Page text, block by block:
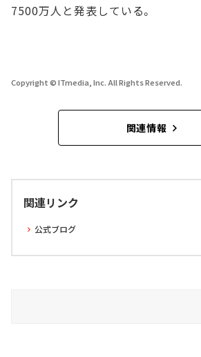
7500万人と発表している。
Copyright © ITmedia, Inc. All Rights Reserved.
関連情報
関連リンク
公式ブログ